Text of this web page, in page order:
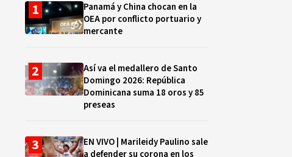
Panamá y China chocan en la
OEA por conflicto portuario y
mercante
Así va el medallero de Santo
Domingo 2026: República
Dominicana suma 18 oros y 85
preseas
EN VIVO | Marileidy Paulino sale
a defender su corona en los